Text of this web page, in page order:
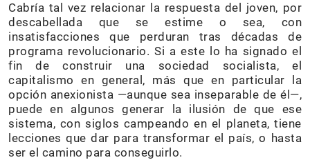
Cabría tal vez relacionar la respuesta del joven, por
descabellada que se estime o sea, con
insatisfacciones que perduran tras décadas de
programa revolucionario. Si a este lo ha signado el
fin de construir una sociedad socialista, el
capitalismo en general, más que en particular la
opción anexionista —aunque sea inseparable de él—,
puede en algunos generar la ilusión de que ese
sistema, con siglos campeando en el planeta, tiene
lecciones que dar para transformar el país, o hasta
ser el camino para conseguirlo.